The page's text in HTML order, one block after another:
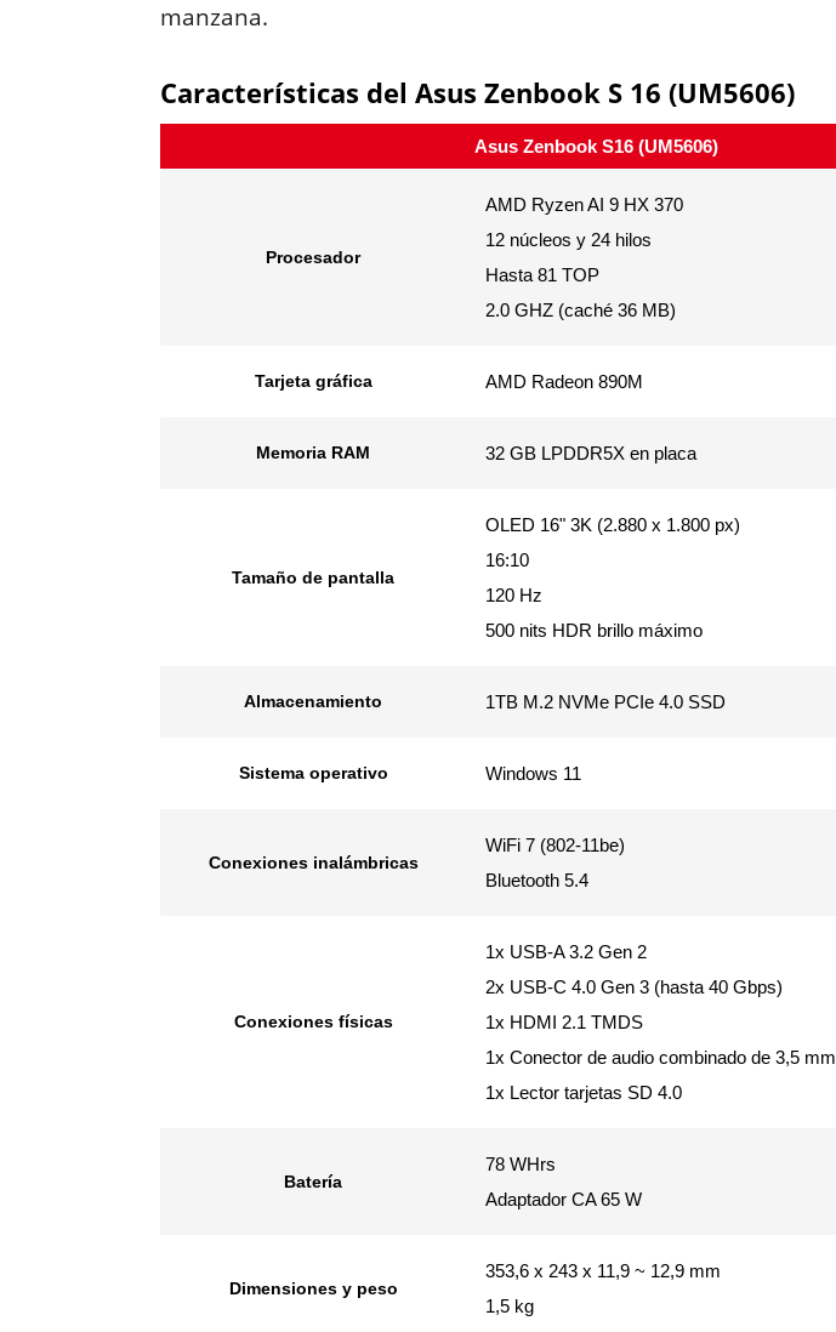
manzana.
Características del Asus Zenbook S 16 (UM5606)
Asus Zenbook S16 (UM5606)
Procesador
AMD Ryzen AI 9 HX 370
12 núcleos y 24 hilos
Hasta 81 TOP
2.0 GHZ (caché 36 MB)
Tarjeta gráfica AMD Radeon 890M
Memoria RAM 32 GB LPDDR5X en placa
Tamaño de pantalla
OLED 16" 3K (2.880 x 1.800 px)
16:10
120 Hz
500 nits HDR brillo máximo
Almacenamiento 1TB M.2 NVMe PCIe 4.0 SSD
Sistema operativo Windows 11
Conexiones inalámbricas
WiFi 7 (802-11be)
Bluetooth 5.4
Conexiones físicas
1x USB-A 3.2 Gen 2
2x USB-C 4.0 Gen 3 (hasta 40 Gbps)
1x HDMI 2.1 TMDS
1x Conector de audio combinado de 3,5 mm
1x Lector tarjetas SD 4.0
Batería
78 WHrs
Adaptador CA 65 W
Dimensiones y peso
353,6 x 243 x 11,9 ~ 12,9 mm
1,5 kg